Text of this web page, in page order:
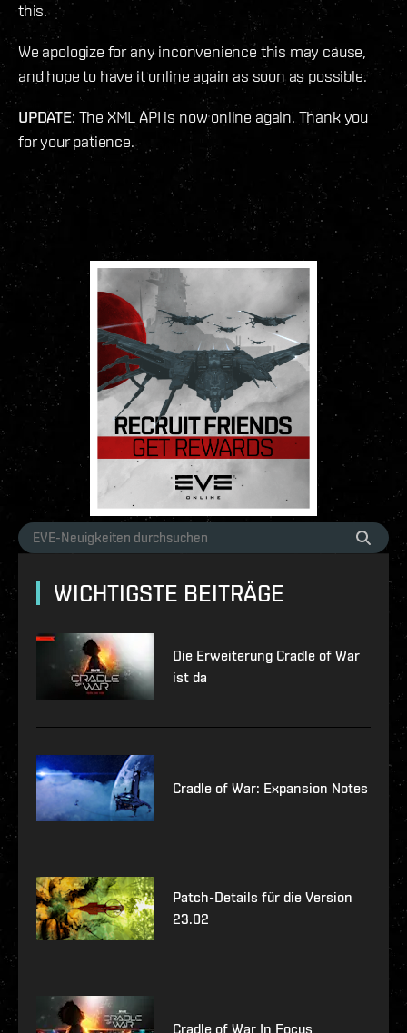
this.
We apologize for any inconvenience this may cause,
and hope to have it online again as soon as possible.
UPDATE: The XML API is now online again. Thank you
for your patience.
WICHTIGSTE BEITRÄGE
Die Erweiterung Cradle of War
ist da
Cradle of War: Expansion Notes
Patch-Details für die Version
23.02
Cradle of War In Focus